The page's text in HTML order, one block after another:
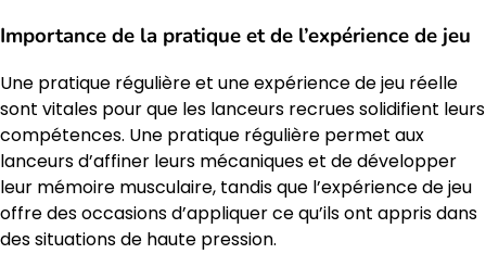
Importance de la pratique et de l’expérience de jeu
Une pratique régulière et une expérience de jeu réelle
sont vitales pour que les lanceurs recrues solidifient leurs
compétences. Une pratique régulière permet aux
lanceurs d’affiner leurs mécaniques et de développer
leur mémoire musculaire, tandis que l’expérience de jeu
offre des occasions d’appliquer ce qu’ils ont appris dans
des situations de haute pression.